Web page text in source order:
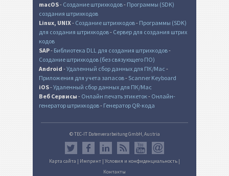
macOS- Создание штрихкодов- Программы (SDK)
создания штрихкодов
Linux, UNIX- Создание штрихкодов- Программы (SDK)
для создания штрихкодов- Сервер для создания штрих
кодов
SAP- Библиотека DLL для создания штрихкодов-
Создание штрихкодов (без связующего ПО)
Android -Удаленный сбор данных для ПК/Mac -
Приложения для учета запасов- Scanner Keyboard
iOS-Удаленный сбор данных для ПК/Mac
Веб Сервисы - Онлайн печать этикеток- Онлайн-
генератор штрихкодов- Генератор QR-кода
© TEC-IT Datenverarbeitung GmbH, Austria
Карта сайта | Импринт | Условия и конфиденциальность |
Контакты